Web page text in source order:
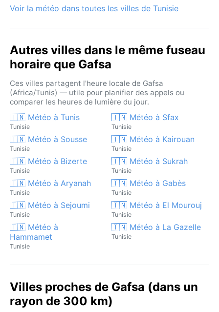
Voir la météo dans toutes les villes de Tunisie
Autres villes dans le même fuseau
horaire que Gafsa
Ces villes partagent l'heure locale de Gafsa
(Africa/Tunis) — utile pour planifier des appels ou
comparer les heures de lumière du jour.
🇹🇳 Météo à Tunis
Tunisie
🇹🇳 Météo à Sfax
Tunisie
🇹🇳 Météo à Sousse
Tunisie
🇹🇳 Météo à Kairouan
Tunisie
🇹🇳 Météo à Bizerte
Tunisie
🇹🇳 Météo à Sukrah
Tunisie
🇹🇳 Météo à Aryanah
Tunisie
🇹🇳 Météo à Gabès
Tunisie
🇹🇳 Météo à Sejoumi
Tunisie
🇹🇳 Météo à El Mourouj
Tunisie
🇹🇳 Météo à
Hammamet
Tunisie
🇹🇳 Météo à La Gazelle
Tunisie
Villes proches de Gafsa (dans un
rayon de 300 km)